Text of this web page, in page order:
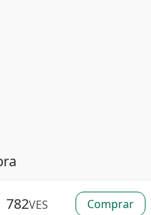
782VES Comprar